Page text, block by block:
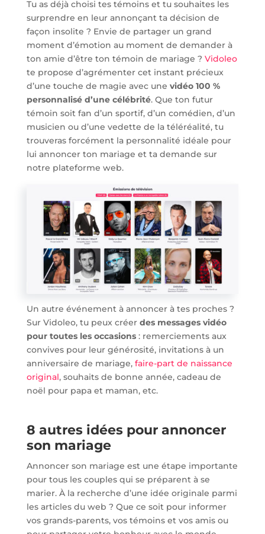
Tu as déjà choisi tes témoins et tu souhaites les
surprendre en leur annonçant ta décision de
façon insolite ? Envie de partager un grand
moment d’émotion au moment de demander à
ton amie d’être ton témoin de mariage ? Vidoleo
te propose d’agrémenter cet instant précieux
d’une touche de magie avec une vidéo 100 %
personnalisé d’une célébrité. Que ton futur
témoin soit fan d’un sportif, d’un comédien, d’un
musicien ou d’une vedette de la téléréalité, tu
trouveras forcément la personnalité idéale pour
lui annoncer ton mariage et ta demande sur
notre plateforme web.
Un autre événement à annoncer à tes proches ?
Sur Vidoleo, tu peux créer des messages vidéo
pour toutes les occasions: remerciements aux
convives pour leur générosité, invitations à un
anniversaire de mariage, faire-part de naissance
original, souhaits de bonne année, cadeau de
noël pour papa et maman, etc.
8 autres idées pour annoncer
son mariage
Annoncer son mariage est une étape importante
pour tous les couples qui se préparent à se
marier. À la recherche d’une idée originale parmi
les articles du web ? Que ce soit pour informer
vos grands-parents, vos témoins et vos amis ou